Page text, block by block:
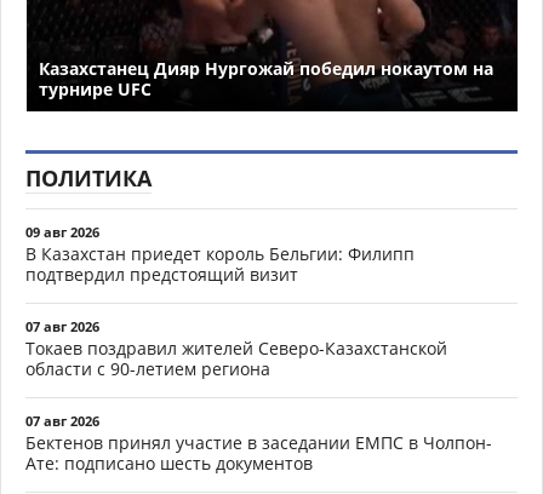
Казахстанец Дияр Нургожай победил нокаутом на
турнире UFC
ПОЛИТИКА
09 авг 2026
В Казахстан приедет король Бельгии: Филипп
подтвердил предстоящий визит
07 авг 2026
Токаев поздравил жителей Северо-Казахстанской
области с 90-летием региона
07 авг 2026
Бектенов принял участие в заседании ЕМПС в Чолпон-
Ате: подписано шесть документов